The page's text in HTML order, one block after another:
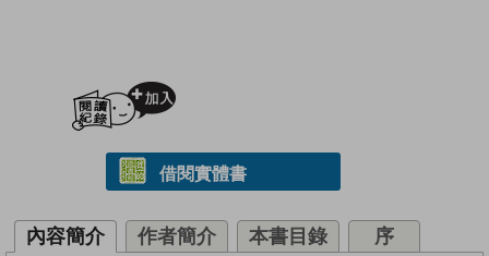
借閱實體書
內容簡介 作者簡介 本書目錄 序